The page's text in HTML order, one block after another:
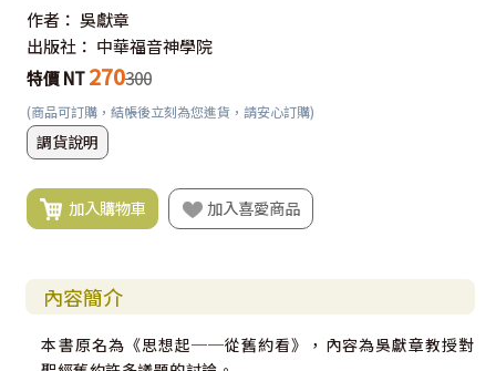
作者： 吳獻章
出版社： 中華福音神學院
特價 NT 270300
(商品可訂購，結帳後立刻為您進貨，請安心訂購)
調貨說明
加入購物車 加入喜愛商品
內容簡介
本書原名為《思想起──從舊約看》，內容為吳獻章教授對